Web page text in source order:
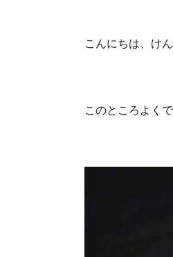
こんにちは、け
このところよく